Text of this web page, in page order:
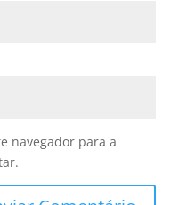
navegador para a